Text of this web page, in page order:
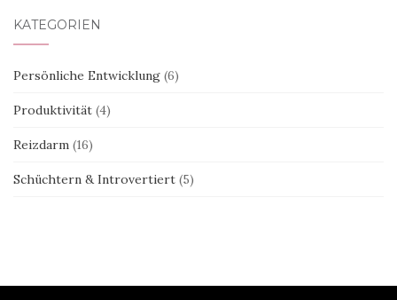
KATEGORIEN
Persönliche Entwicklung (6)
Produktivität (4)
Reizdarm (16)
Schüchtern & Introvertiert (5)